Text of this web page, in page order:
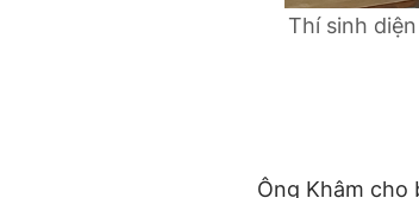
Thí sinh
Ông Khâm cho